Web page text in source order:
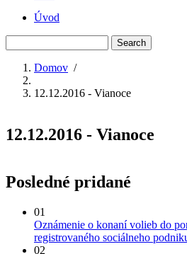
Menu
second
Úvod
Breadcrumb
Domov /
12.12.2016 - Vianoce
12.12.2016 - Vianoce
Posledné pridané
01
Oznámenie o konaní volieb do
registrovaného sociálneho
02